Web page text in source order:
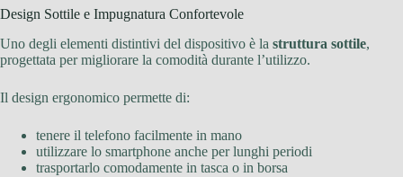
Design Sottile e Impugnatura Confortevole
Uno degli elementi distintivi del dispositivo è la struttura sottile,
progettata per migliorare la comodità durante l’utilizzo.
Il design ergonomico permette di:
tenere il telefono facilmente in mano
utilizzare lo smartphone anche per lunghi periodi
trasportarlo comodamente in tasca o in borsa